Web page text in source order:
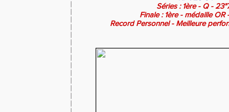
Séries : 1ère - Q -
Finale : 1ère - médaille OR
Record Personnel - Meilleure